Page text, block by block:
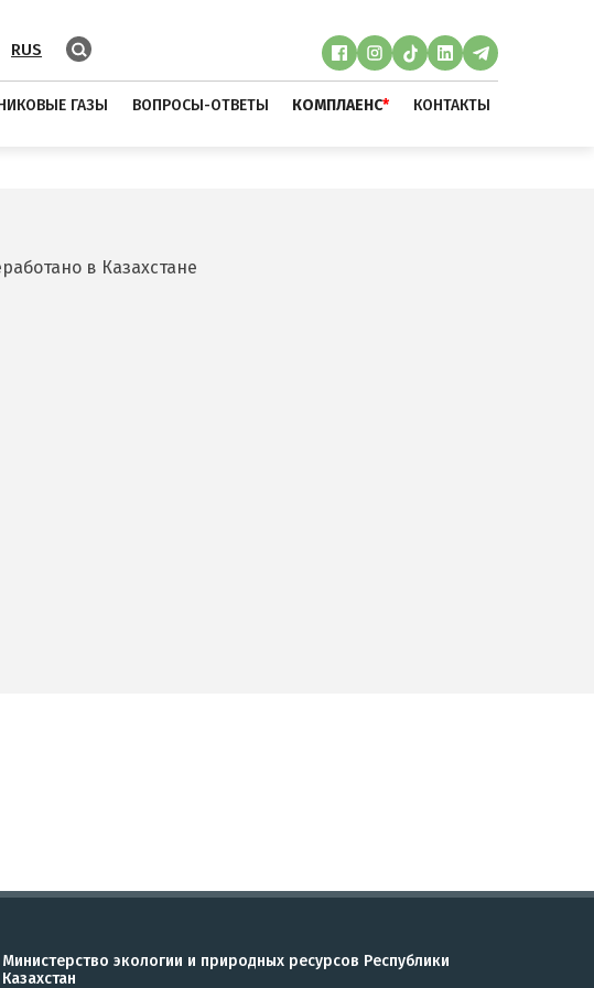
RUS
ГАЗЫ ВОПРОСЫ-ОТВЕТЫ КОМПЛАЕНС* КОНТАКТЫ
в Казахстане
Министерство экологии и природных ресурсов Республики
Казахстан